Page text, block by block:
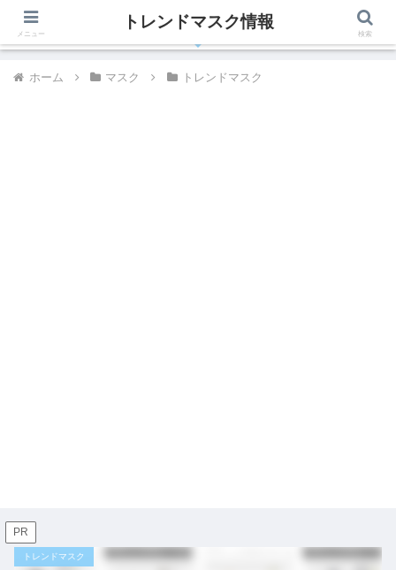
有名人、芸能人が着用しているトレンドマスク最新情報
ホーム マスク トレンドマスク
PR
トレンドマスク
メニュー
トレンドマスク情報
検索